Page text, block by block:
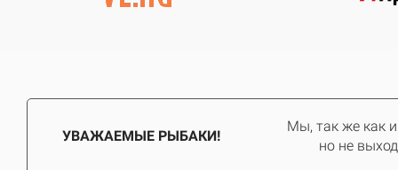
УВАЖАЕМЫЕ РЫБАКИ!
Мы, так же как
но не